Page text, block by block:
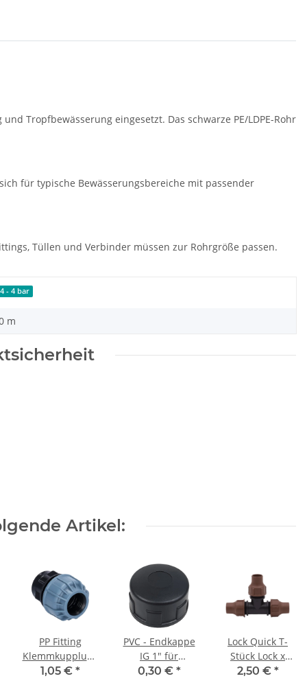
Tropfbewässerung eingesetzt. Das schwarze PE/LDPE-Rohr
für typische Bewässerungsbereiche mit passender
Tüllen und Verbinder müssen zur Rohrgröße passen.
- 4 bar
m
Artikel:
PP Fitting
Klemmkupplung
Klemm x
1,05 € *
PVC - Endkappe
IG 1" für
Ventilverteiler
0,30 € *
Lock Quick T-
Stück Lock x
Lock x Lock
2,50 € *